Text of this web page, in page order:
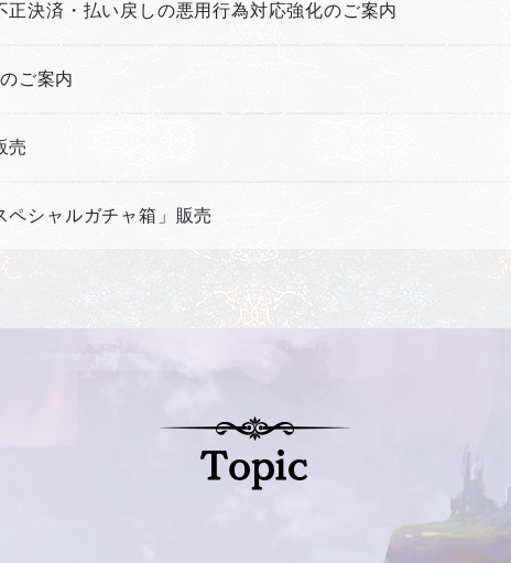
正決済・払い戻しの悪用行為対応強化のご案内
ご案内
売
ペシャルガチャ箱」販売